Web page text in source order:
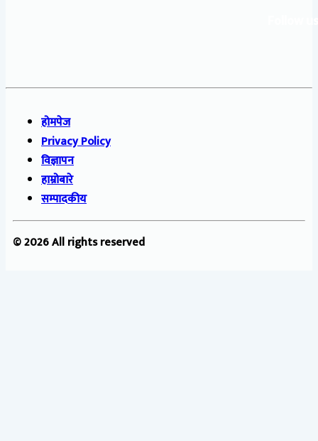
होमपेज
Privacy Policy
विज्ञापन
हाम्रोबारे
सम्पादकीय
© 2026 All rights reserved